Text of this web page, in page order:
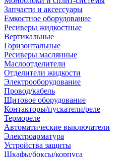
Запчасти и аксессуары
Емкостное оборудование
Ресиверы жидкостные
Вертикальные
Горизонтальные
Ресиверы маслянные
Маслоотделители
Отделители жидкости
Электрооборудование
Провод/кабель
Щитовое оборудование
Контакторы/пускатели/реле
Термореле
Автоматические выключатели
Электроарматура
Устройства защиты
Шкафы/боксы/корпуса